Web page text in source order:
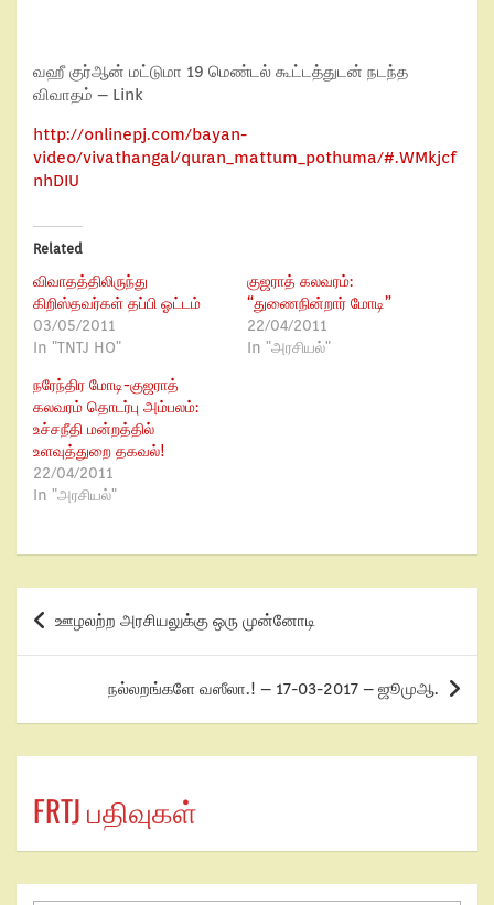
வஹீ குர்ஆன் மட்டுமா 19 மெண்டல் கூட்டத்துடன் நடந்த
விவாதம் – Link
http://onlinepj.com/bayan-
video/vivathangal/quran_mattum_pothuma/#.WMkjcf
nhDIU
Related
விவாதத்திலிருந்து
கிறிஸ்தவர்கள் தப்பி ஓட்டம்
03/05/2011
In "TNTJ HO"
குஜராத் கலவரம்:
“துணைநின்றார் மோடி”
22/04/2011
In "அரசியல்"
நரேந்திர மோடி-குஜராத்
கலவரம் தொடர்பு அம்பலம்:
உச்சநீதி மன்றத்தில்
உளவுத்துறை தகவல்!
22/04/2011
In "அரசியல்"
ஊழலற்ற அரசியலுக்கு ஒரு முன்னோடி
நல்லறங்களே வஸீலா.! – 17-03-2017 – ஜூமுஆ.
FRTJ பதிவுகள்